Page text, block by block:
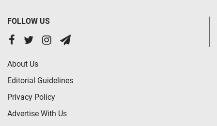
FOLLOW US
About Us
Editorial Guidelines
Privacy Policy
Advertise With Us